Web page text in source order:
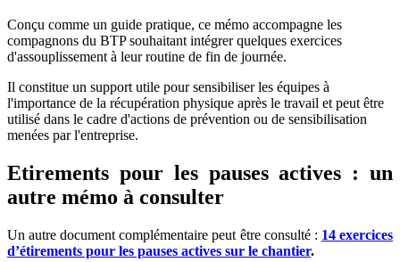
Conçu comme un guide pratique, ce mémo accompagne les
compagnons du BTP souhaitant intégrer quelques exercices
d'assouplissement à leur routine de fin de journée.
Il constitue un support utile pour sensibiliser les équipes à
l'importance de la récupération physique après le travail et peut être
utilisé dans le cadre d'actions de prévention ou de sensibilisation
menées par l'entreprise.
Etirements pour les pauses actives : un
autre mémo à consulter
Un autre document complémentaire peut être consulté : 14 exercices
d’étirements pour les pauses actives sur le chantier.